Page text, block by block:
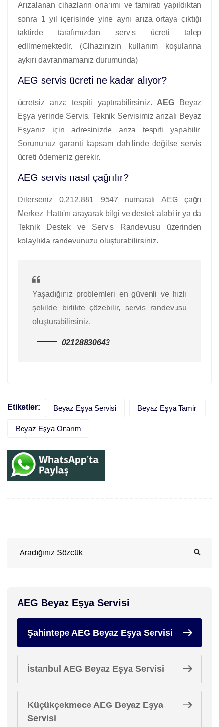
Arızalanan cihazların onarımı ve tamiratı yapıldıktan
sonra 1 yıl içerisinde yine aynı arıza ortaya çıktığı
taktirde tarafımızdan servis ücreti talep
edilmemektedir. (Cihazınızın kullanım koşularına
aykırı davranmamanız durumunda)
AEG servis ücreti ne kadar alıyor?
ücretsiz arıza tespiti yaptırabilirsiniz. AEG Beyaz
Eşya yerinde Servis. Teknik Servisimiz arızalı Beyaz
Eşyanız için adresinizde arıza tespiti yapabilir.
Sorununuz garanti kapsam dahilinde değilse servis
ücreti ödemeniz gerekir.
AEG servis nasıl çağrılır?
Dilerseniz 0.212.881 9547 numaralı AEG çağrı
Merkezi Hattı'nı arayarak bilgi ve destek alabilir ya da
Teknik Destek ve Servis Randevusu üzerinden
kolaylıkla randevunuzu oluşturabilirsiniz.
Yaşadığınız problemleri en güvenli ve hızlı
şekilde birlikte çözebilir, servis randevusu
oluşturabilirsiniz.
02128830643
Etiketler: Beyaz Eşya Servisi Beyaz Eşya Tamiri
Beyaz Eşya Onarım
AEG Beyaz Eşya Servisi
Şahintepe AEG Beyaz Eşya Servisi
İstanbul AEG Beyaz Eşya Servisi
Küçükçekmece AEG Beyaz Eşya
Servisi